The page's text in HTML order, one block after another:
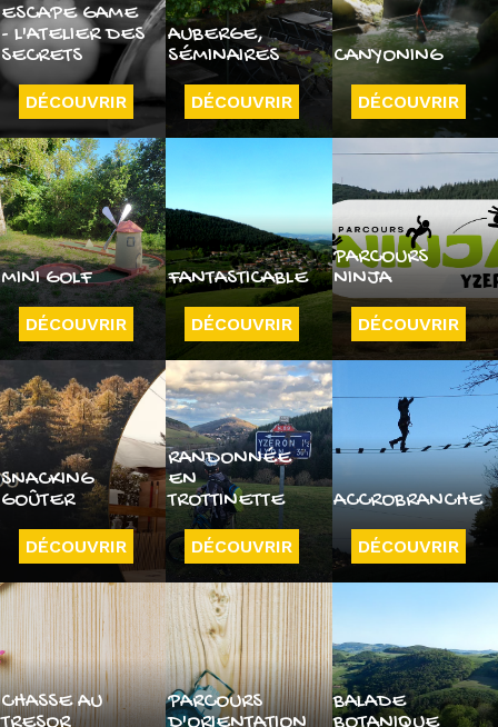
ESCAPE GAME
- L'ATELIER DES
SECRETS
DÉCOUVRIR
AUBERGE,
SÉMINAIRES
DÉCOUVRIR
CANYONING
DÉCOUVRIR
MINI GOLF
DÉCOUVRIR
FANTASTICABLE
DÉCOUVRIR
PARCOURS
NINJA
DÉCOUVRIR
SNACKING
GOÛTER
DÉCOUVRIR
RANDONNÉE
EN
TROTTINETTE
DÉCOUVRIR
ACCROBRANCHE
DÉCOUVRIR
CHASSE AU
PARCOURS
BALADE